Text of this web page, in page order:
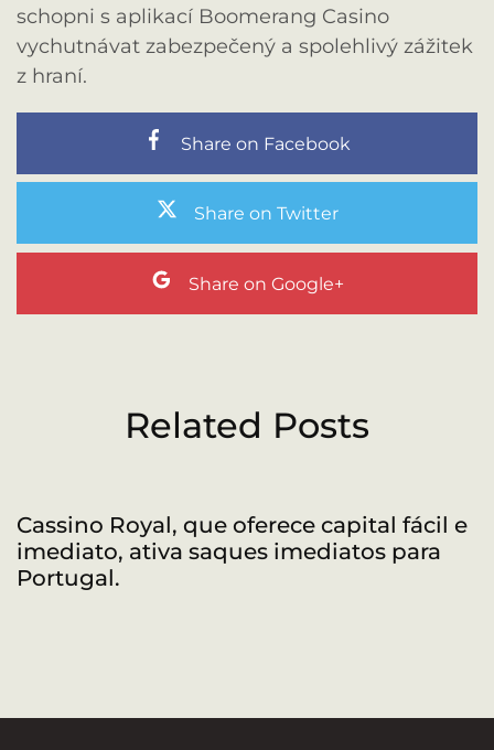
schopni s aplikací Boomerang Casino
vychutnávat zabezpečený a spolehlivý zážitek
z hraní.
Share on Facebook
Share on Twitter
Share on Google+
Related Posts
Cassino Royal, que oferece capital fácil e
imediato, ativa saques imediatos para
Portugal.